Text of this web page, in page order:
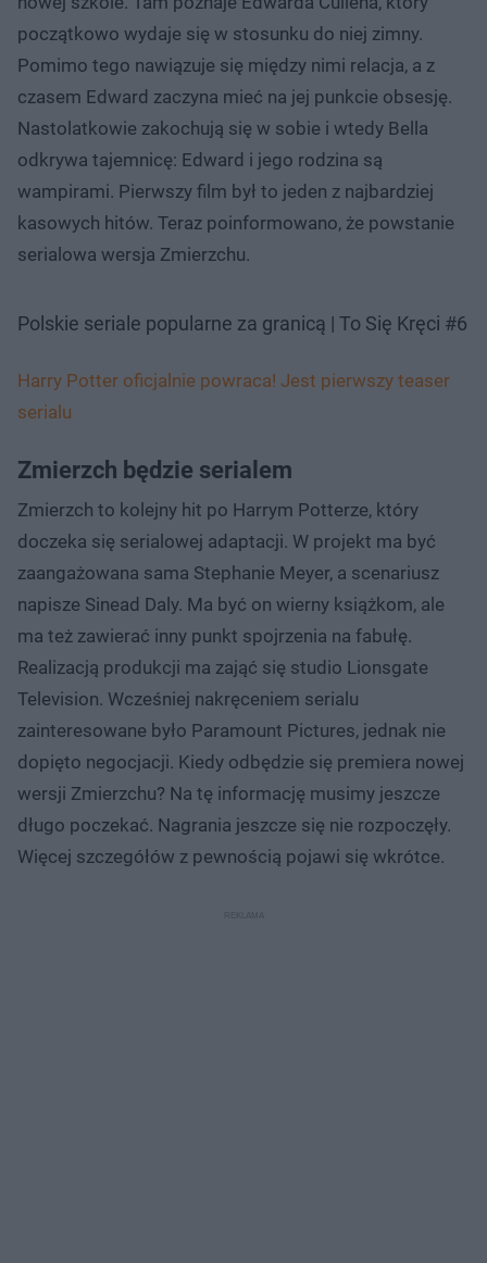
początkowo wydaje się w stosunku do niej zimny.
Pomimo tego nawiązuje się między nimi relacja, a z
czasem Edward zaczyna mieć na jej punkcie obsesję.
Nastolatkowie zakochują się w sobie i wtedy Bella
odkrywa tajemnicę: Edward i jego rodzina są
wampirami. Pierwszy film był to jeden z najbardziej
kasowych hitów. Teraz poinformowano, że powstanie
serialowa wersja Zmierzchu.
Polskie seriale popularne za granicą | To Się Kręci #6
Harry Potter oficjalnie powraca! Jest pierwszy teaser
serialu
Zmierzch będzie serialem
Zmierzch to kolejny hit po Harrym Potterze, który
doczeka się serialowej adaptacji. W projekt ma być
zaangażowana sama Stephanie Meyer, a scenariusz
napisze Sinead Daly. Ma być on wierny książkom, ale
ma też zawierać inny punkt spojrzenia na fabułę.
Realizacją produkcji ma zająć się studio Lionsgate
Television. Wcześniej nakręceniem serialu
zainteresowane było Paramount Pictures, jednak nie
dopięto negocjacji. Kiedy odbędzie się premiera nowej
wersji Zmierzchu? Na tę informację musimy jeszcze
długo poczekać. Nagrania jeszcze się nie rozpoczęły.
Więcej szczegółów z pewnością pojawi się wkrótce.